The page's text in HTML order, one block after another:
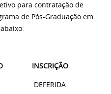
para contratação de
de Pós-Graduação em
INSCRIÇÃO
DEFERIDA